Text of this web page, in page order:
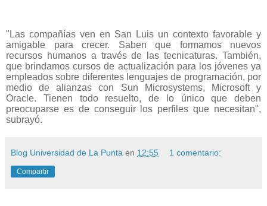
"Las compañías ven en San Luis un contexto favorable y
amigable para crecer. Saben que formamos nuevos
recursos humanos a través de las tecnicaturas. También,
que brindamos cursos de actualización para los jóvenes ya
empleados sobre diferentes lenguajes de programación, por
medio de alianzas con Sun Microsystems, Microsoft y
Oracle. Tienen todo resuelto, de lo único que deben
preocuparse es de conseguir los perfiles que necesitan",
subrayó.
Blog Universidad de La Punta en 12:55 1 comentario:
Compartir